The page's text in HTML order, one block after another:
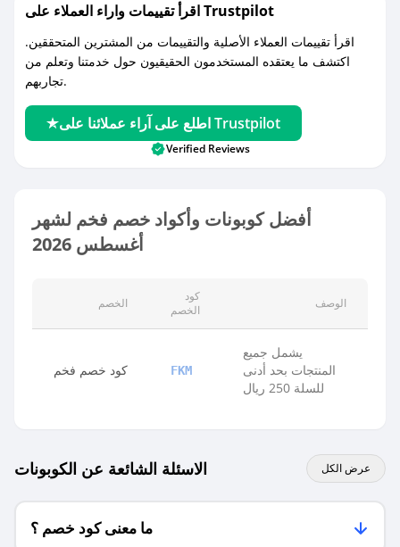
اقرأ تقييمات واراء العملاء على Trustpilot
اقرأ تقييمات العملاء الأصلية والتقييمات من المشترين المتحققين.
اكتشف ما يعتقده المستخدمون الحقيقيون حول خدمتنا وتعلم من
تجاربهم.
اطلع على آراء عملائنا على Trustpilot
Verified Reviews
أفضل كوبونات وأكواد خصم فخم لشهر
أغسطس 2026
الخصم
كود
الخصم
الوصف
كود خصم فخم FKM
يشمل جميع
المنتجات بحد أدنى
للسلة 250 ريال
الاسئلة الشائعة عن الكوبونات عرض الكل
ما معنى كود خصم ؟